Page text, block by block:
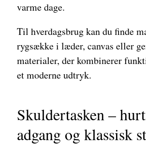
varme dage.
Til hverdagsbrug kan du finde
rygsække i læder, canvas eller
materialer, der kombinerer
et moderne udtryk.
Skuldertasken –
adgang og klassisk